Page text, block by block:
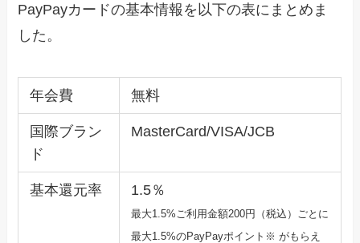
PayPayカードの基本情報を以下の表にまとめま
した。
年会費 無料
国際ブラン
ド
MasterCard/VISA/JCB
基本還元率 1.5％
最大1.5%ご利用金額200円（税込）ごとに
最大1.5%のPayPayポイント※ がもらえ